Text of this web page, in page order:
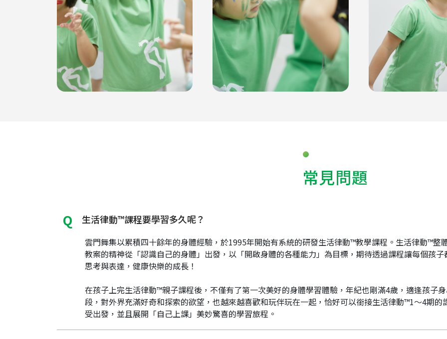
常見問題
生活律動™課程要學習多久呢？
雲門舞集以累積四十餘年的身體經驗，於1995年開始有系統的研發生活律動™教學課程。生活律動™整
教案的精神從「認識自己的身體」出發，以「開啟身體的各種能力」為目標，期待透過課程讓每個孩
思考與表達，健康快樂的成長！
在孩子上完生活律動™親子課程後，不僅有了第一次美好的身體學習體驗，年紀也剛滿4歲，適逢孩子
段，對外界充滿好奇和探索的欲望，也越來越喜歡和玩伴玩在一起，恰好可以銜接生活律動™1～4期
受出發，並且展開「自己上課」美妙驚喜的學習旅程。